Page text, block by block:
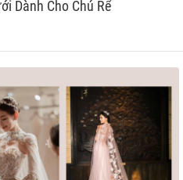
Dành Cho Chú Rể